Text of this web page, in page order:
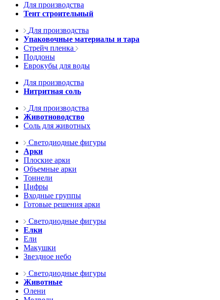
Для производства
Тент строительный
Для производства
Упаковочные материалы и тара
Стрейч пленка
Поддоны
Еврокубы для воды
Для производства
Нитритная соль
Для производства
Животноводство
Соль для животных
Светодиодные фигуры
Арки
Плоские арки
Объемные арки
Тоннели
Цифры
Входные группы
Готовые решения арки
Светодиодные фигуры
Елки
Ели
Макушки
Звездное небо
Светодиодные фигуры
Животные
Олени